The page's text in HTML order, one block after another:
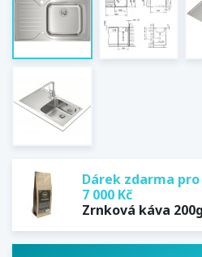
Dárek zdarma
7 000 Kč
Zrnková káva 200g